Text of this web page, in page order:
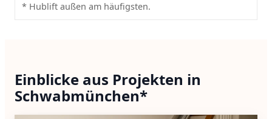
* Hublift außen am häufigsten.
Einblicke aus Projekten in
Schwabmünchen*